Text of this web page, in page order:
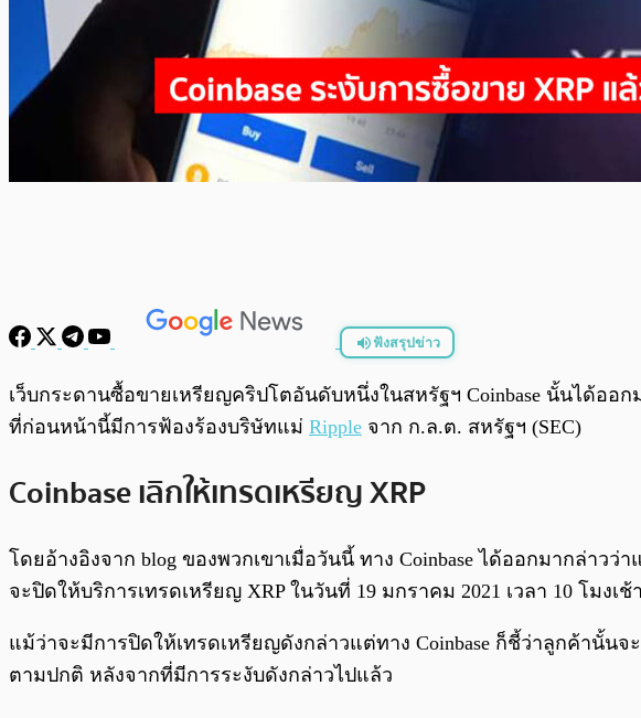
ฟังสรุปข่าว
พร้อมเล่น
เว็บกระดานซื้อขายเหรียญคริปโตอันดับหนึ่งในสหรัฐฯ Coinbase นั้นได้ออ
ที่ก่อนหน้านี้มีการฟ้องร้องบริษัทแม่ Ripple จาก ก.ล.ต. สหรัฐฯ (SEC)
Coinbase เลิกให้เทรดเหรียญ XRP
โดยอ้างอิงจาก blog ของพวกเขาเมื่อวันนี้ ทาง Coinbase ได้ออกมากล่าว
จะปิดให้บริการเทรดเหรียญ XRP ในวันที่ 19 มกราคม 2021 เวลา 10 โมงเช้า
แม้ว่าจะมีการปิดให้เทรดเหรียญดังกล่าวแต่ทาง Coinbase ก็ชี้ว่าลูกค้านั้น
ตามปกติ หลังจากที่มีการระงับดังกล่าวไปแล้ว